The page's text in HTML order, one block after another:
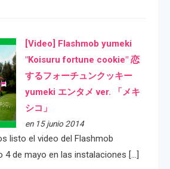
[Video] Flashmob yumeki
"Koisuru fortune cookie" 恋
するフォーチュンクッキー
yumeki エンタメ ver. 「メキ
シコ」
en 15 junio 2014
listo el video del Flashmob
4 de mayo en las instalaciones […]